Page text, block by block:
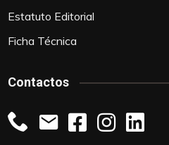
Estatuto Editorial
Ficha Técnica
Contactos